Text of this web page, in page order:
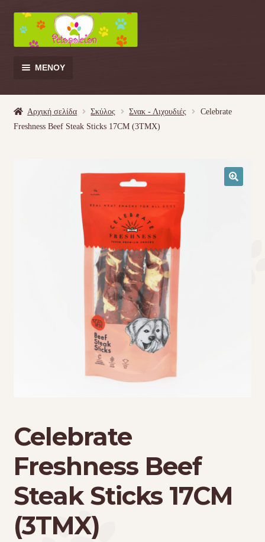
Απευθείας
μετάβαση
στην
πλοήγηση
Μετάβαση
σε
περιεχόμενο
ΜΕΝΟΎ
Τσάντες μεταφοράς
Φροντίδα – Είδη Υγιεινής
Αρχική σελίδα Σκύλος Σνακ - Λιχουδιές
Celebrate
Freshness Beef Steak Sticks 17CM (3TMX)
Celebrate
Freshness Beef
Steak Sticks 17CM
(3TMX)